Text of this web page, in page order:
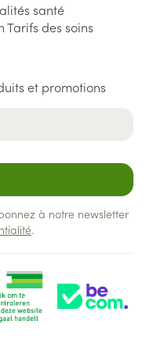
santé
Tarifs des soins
et promotions
à notre newsletter
.